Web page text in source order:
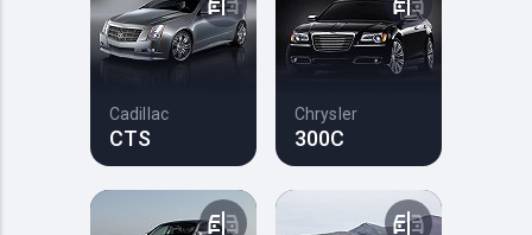
Cadillac
CTS
Chrysler
300C